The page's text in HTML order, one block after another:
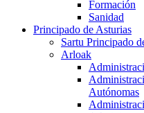
Formación
Sanidad
Principado de Asturias
Sartu Principado
Arloak
Autónomas